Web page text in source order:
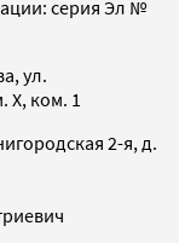
серия Эл №
ул.
X, ком. 1
2-я, д.